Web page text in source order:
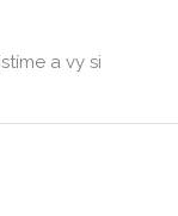
a vy si